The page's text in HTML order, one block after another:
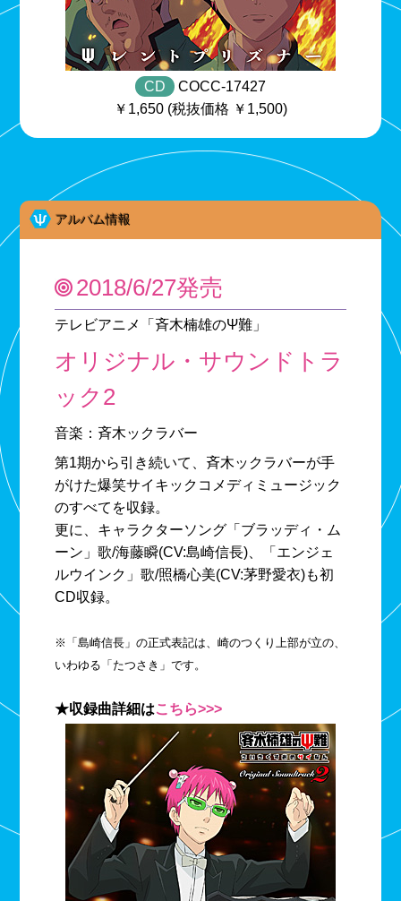
CD
COCC-17427
￥1,650 (税抜価格 ￥1,500)
アルバム情報
2018/6/27発売
テレビアニメ「斉木楠雄のΨ難」
オリジナル・サウンドトラ
ック2
音楽：斉木ックラバー
第1期から引き続いて、斉木ックラバーが手
がけた爆笑サイキックコメディミュージック
のすべてを収録。
更に、キャラクターソング「ブラッディ・ム
ーン」歌/海藤瞬(CV:島崎信長)、「エンジェ
ルウインク」歌/照橋心美(CV:茅野愛衣)も初
CD収録。
※「島崎信長」の正式表記は、崎のつくり上部が立の、
いわゆる「たつさき」です。
★収録曲詳細はこちら>>>